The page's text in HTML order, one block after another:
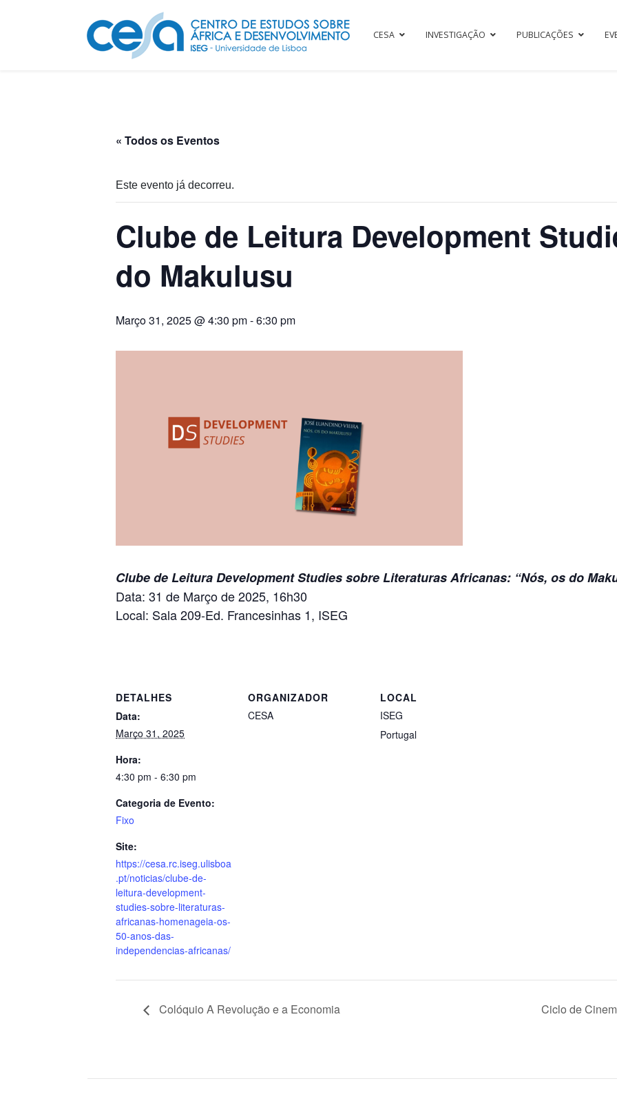
CESA INVESTIGAÇÃO PUBLICAÇÕES
« Todos os Eventos
Este evento já decorreu.
Clube de Leitura Development
do Makulusu
Março 31, 2025 @ 4:30 pm-6:30 pm
Clube de Leitura Development Studies sobre Literaturas Africanas: “Nós, os do
Data: 31 de Março de 2025, 16h30
Local: Sala 209-Ed. Francesinhas 1, ISEG
DETALHES
Data:
Março 31, 2025
Hora:
4:30 pm - 6:30 pm
Categoria de Evento:
Fixo
Site:
https://cesa.rc.iseg.ulisboa
.pt/noticias/clube-de-
leitura-development-
studies-sobre-literaturas-
africanas-homenageia-os-
50-anos-das-
independencias-africanas/
ORGANIZADOR
CESA
LOCAL
ISEG
Portugal
Colóquio A Revolução e a Economia Ciclo de